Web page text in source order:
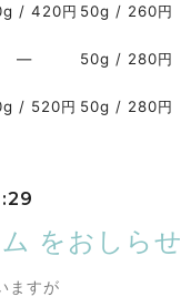
/ 420円 50g / 260円
50g / 280円
/ 520円 50g / 280円
をおしら
ますが